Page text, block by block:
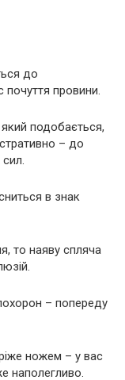
до
почуття провини.
подобається,
– до
в знак
то наяву спляча
– попереду
ножем – у вас
наполегливо.